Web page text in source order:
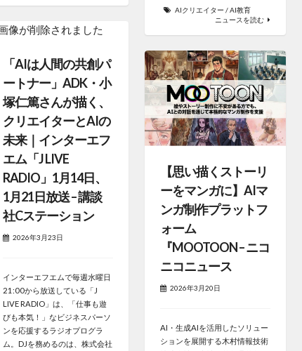
AIクリエイター /AI教育
ニュースを読む
「AIは人間の共創パ
ートナー」ADK・小
塚仁篤さんが描く、
クリエイターとAIの
未来｜インターエフ
エム「J LIVE
RADIO」1月14日、
1月21日放送 – 講談
社Cステーション
2026年3月23日
インターエフエムで毎週水曜日
21:00から放送している「J
LIVE RADIO」は、「仕事も遊
びも本気！」なビジネスパーソ
ンを応援するラジオプログラ
ム。DJを務めるのは、株式会社
【思い描くストーリ
ーをマンガに】AIマ
ンガ制作プラットフ
ォーム
『MOOTOON – ニコ
ニコニュース
2026年3月20日
AI・生成AIを活用したソリュー
ションを展開する木村情報技術